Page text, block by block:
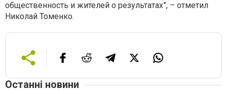
общественность и жителей о результатах”, – отметил
Николай Томенко.
Останні новини